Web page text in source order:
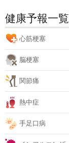
健康予報一覧
心筋梗塞
脳梗塞
関節痛
熱中症
手足口病